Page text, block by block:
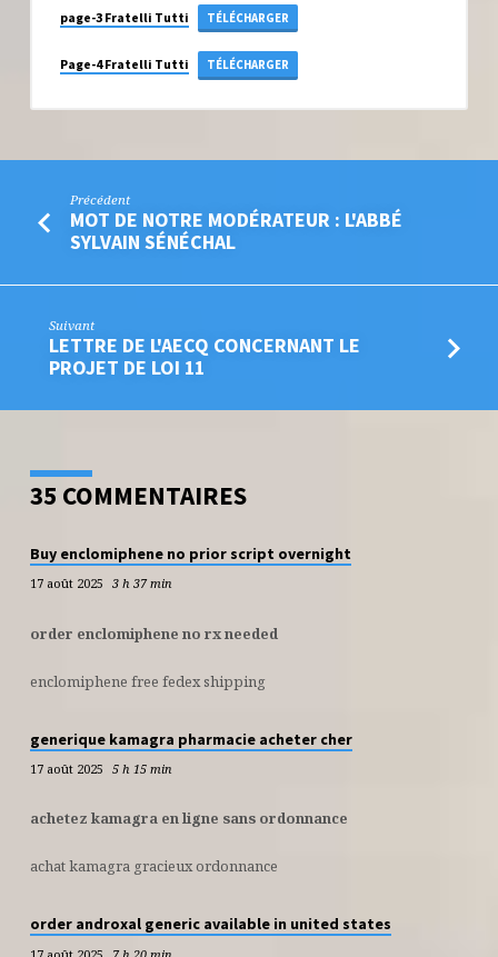
page-3 Fratelli Tutti TÉLÉCHARGER
Page-4 Fratelli Tutti TÉLÉCHARGER
Précédent
MOT DE NOTRE MODÉRATEUR : L'ABBÉ
SYLVAIN SÉNÉCHAL
Suivant
LETTRE DE L'AECQ CONCERNANT LE
PROJET DE LOI 11
35 COMMENTAIRES
Buy enclomiphene no prior script overnight
17 août 2025 3 h 37 min
order enclomiphene no rx needed
enclomiphene free fedex shipping
generique kamagra pharmacie acheter cher
17 août 2025 5 h 15 min
achetez kamagra en ligne sans ordonnance
achat kamagra gracieux ordonnance
order androxal generic available in united states